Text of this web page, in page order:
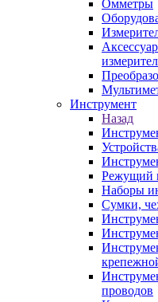
Омметры
Инструмент
Назад
Режущий
Наборы
Сумки,
проводов